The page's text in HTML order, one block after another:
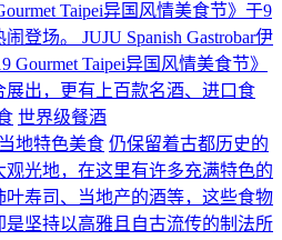
Taipei异国风情美食节》于9
登场。 JUJU Spanish Gastrobar伊
Gourmet Taipei异国风情美食节》
出，更有上百款名酒、进口食
世界级餐酒
地特色美食 仍保留着古都历史的
光地，在这里有许多充满特色的
寿司、当地产的酒等，这些食物
坚持以高雅且自古流传的制法所